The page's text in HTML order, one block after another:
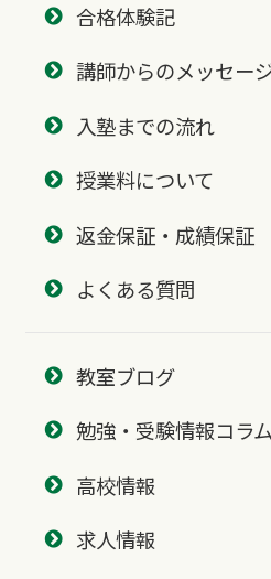
合格体験記
講師からのメッセー
入塾までの流れ
授業料について
返金保証・成績保証
よくある質問
教室ブログ
勉強・受験情報コラ
高校情報
求人情報